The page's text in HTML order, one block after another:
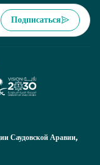
Подписаться
Саудовской Аравии,